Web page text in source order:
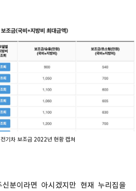
기차 보조금 2022년 현황 캡쳐
분이라면 아시겠지만 현재 누리집을